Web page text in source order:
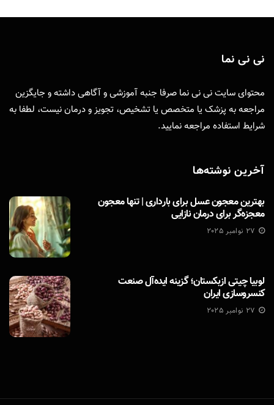
نی نی نما
محتوای سایت نی نی نما صرفا جنبه آموزشی و آگاهی داشته و جایگزین
مراجعه به پزشک یا متخصص یا تشخیص، تجویز و درمان نیست، لطفا به
شرایط استفاده مراجعه نمایید.
آخرین نوشته‌ها
بهترین معجون عسل برای بارداری | تنها معجون
معجزه‌گر برای درمان نازایی
27 نوامبر 2025
لوبیا چیتی ازبکستان؛ گزینه ایده‌آل صنعت
کنسروسازی ایران
27 نوامبر 2025